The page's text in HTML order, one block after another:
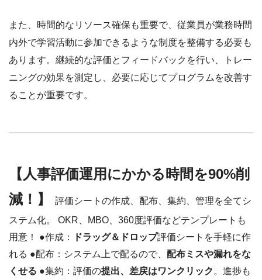
また、時間的なリソース確保も重要で、従業員が業務時間
内外で学習活動に参加できるような制度を整備する必要も
あります。継続的な評価とフィードバックを行い、トレー
ニングの効果を測定し、必要に応じてプログラムを改善す
ることが重要です。
【人事評価運用にかかる時間を90%削
減！】
評価シートの作成、配布、集約、管理を全てシ
ステム化。 OKR、MBO、360度評価などテンプレートも
用意！ ●作成：
ドラッグ＆ドロップ評価シートを手軽に作
れる ●配布：システム上で配るので、 配布ミスや漏れをな
くせる ●集約：評価の提出、差戻はワンクリック 。進捗も